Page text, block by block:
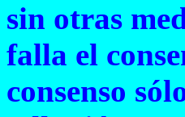
sin otras
falla el
consenso